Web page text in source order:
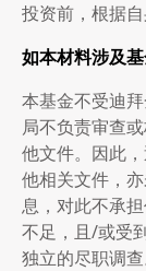
投资前，根据
如本材料涉及
本基金不受迪
局不负责审查
他文件。因此
他相关文件，
息，对此不承
不足，且/或受
独立的尽职调